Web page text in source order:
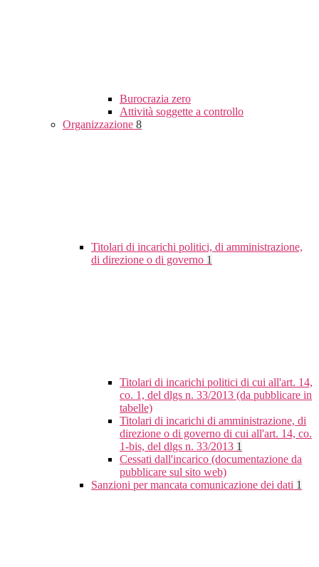
Burocrazia zero
Attività soggette a controllo
Organizzazione 8
Titolari di incarichi politici, di amministrazione,
di direzione o di governo 1
Titolari di incarichi politici di cui all'art. 14,
co. 1, del dlgs n. 33/2013 (da pubblicare in
tabelle)
Titolari di incarichi di amministrazione, di
direzione o di governo di cui all'art. 14, co.
1-bis, del dlgs n. 33/2013 1
Cessati dall'incarico (documentazione da
pubblicare sul sito web)
Sanzioni per mancata comunicazione dei dati 1